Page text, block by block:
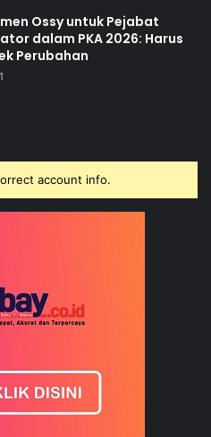
Ossy untuk Pejabat
dalam PKA 2026: Harus
Perubahan
account info.